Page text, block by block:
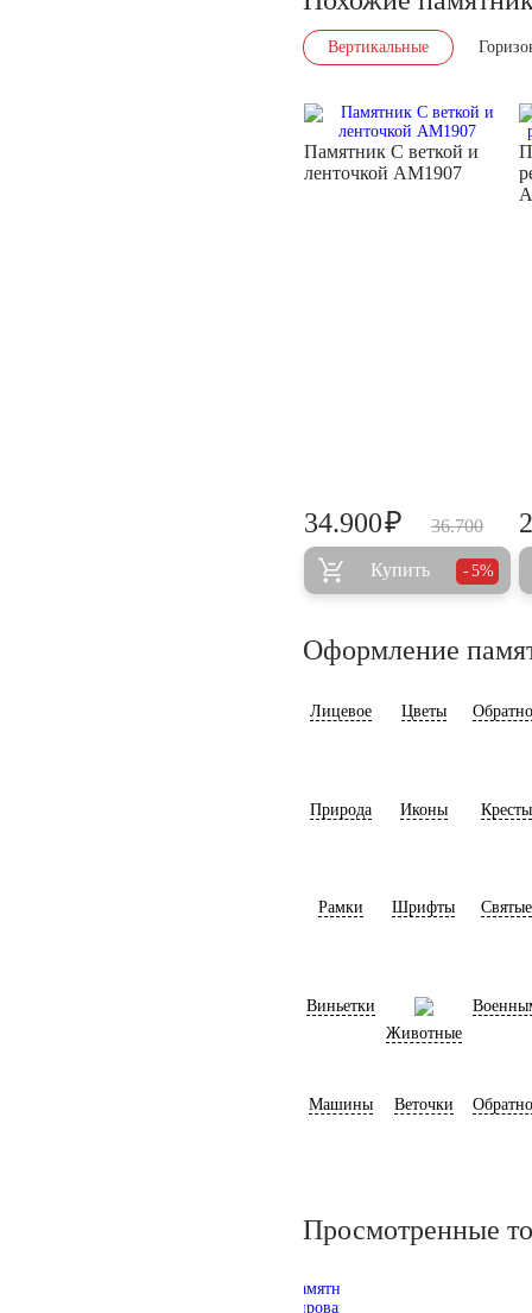
Вертикальные
Памятник С веткой и
ленточкой AM1907
36.700
34.900₽
Купить 5%
Оформление
Лицевое Цветы
Природа Иконы Кресты
Рамки Шрифты Святые
Виньетки
Животные
Машины Веточки
Просмотренные